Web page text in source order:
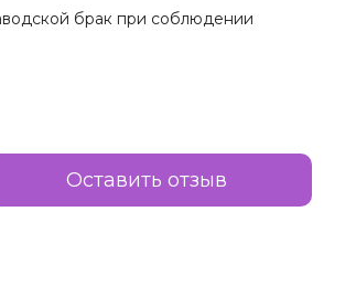
брак при соблюдении
Оставить отзыв